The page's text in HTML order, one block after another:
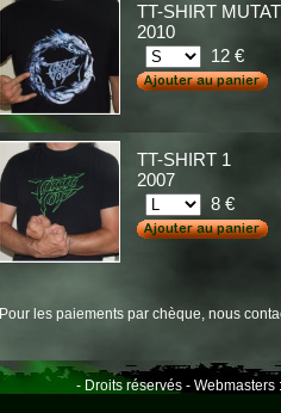
TT-SHIRT
2010
12 €
TT-SHIRT 1
2007
8 €
Pour les paiements par chèque, nous
- Droits réservés - Webmasters